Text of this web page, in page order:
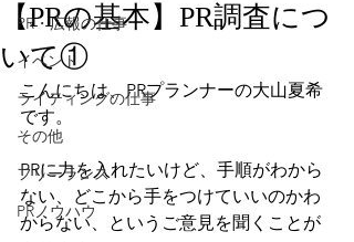
PR・広報の仕事
イベント
ライティングの仕事
その他
フリーランス
PRノウハウ
【PRの基本】PR調査につ
いて①
こんにちは、PRプランナーの大山夏希
です。
PRに力を入れたいけど、手順がわから
ない、どこから手をつけていいのかわ
からない、というご意見を聞くことが